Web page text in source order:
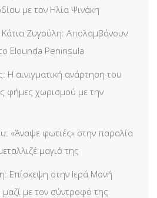
με τον Ηλία Ψινάκη
Ζυγούλη: Απολαμβάνουν
Elounda Peninsula
Η αινιγματική ανάρτηση του
φήμες χωρισμού με την
«Άναψε φωτιές» στην παραλία
μαγιό της
Επίσκεψη στην Ιερά Μονή
με τον σύντροφό της